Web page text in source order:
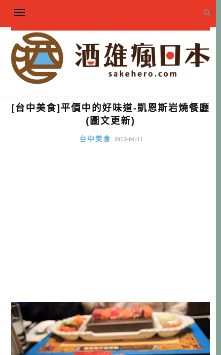
[台中美食]平價中的好味道-凱恩斯岩燒餐廳
(圖文更新)
台中美食 2012-04-11